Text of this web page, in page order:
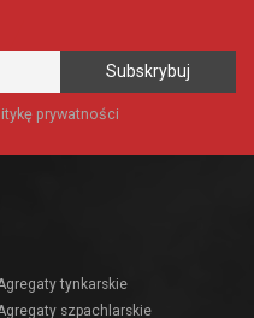
prywatności
tynkarskie
szpachlarskie